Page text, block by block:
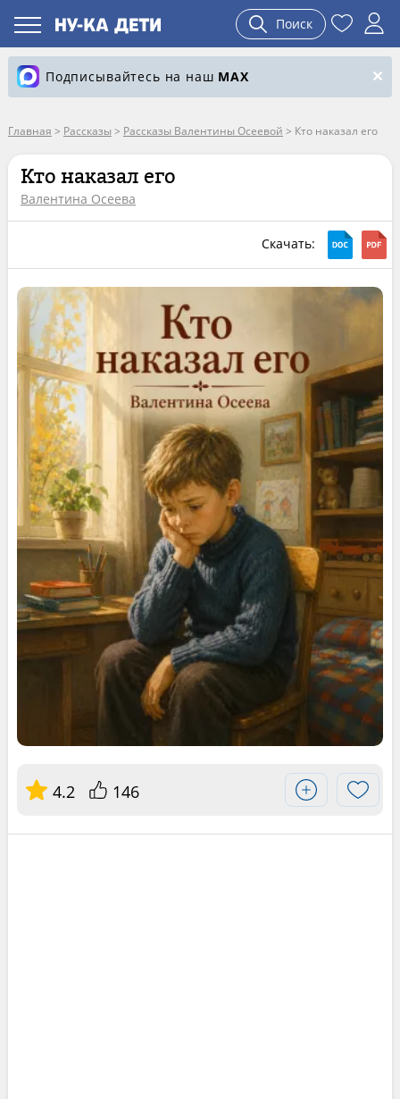
Поиск
Подписывайтесь на наш MAX
Главная > Рассказы > Рассказы Валентины Осеевой > Кто наказал его
Кто наказал его
Валентина Осеева
Скачать:
4.2 146